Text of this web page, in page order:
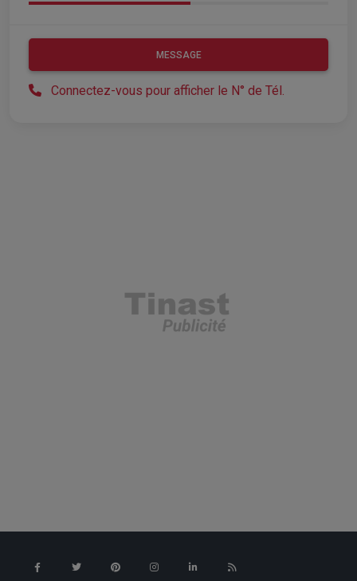
MESSAGE
Connectez-vous pour afficher le N° de Tél.